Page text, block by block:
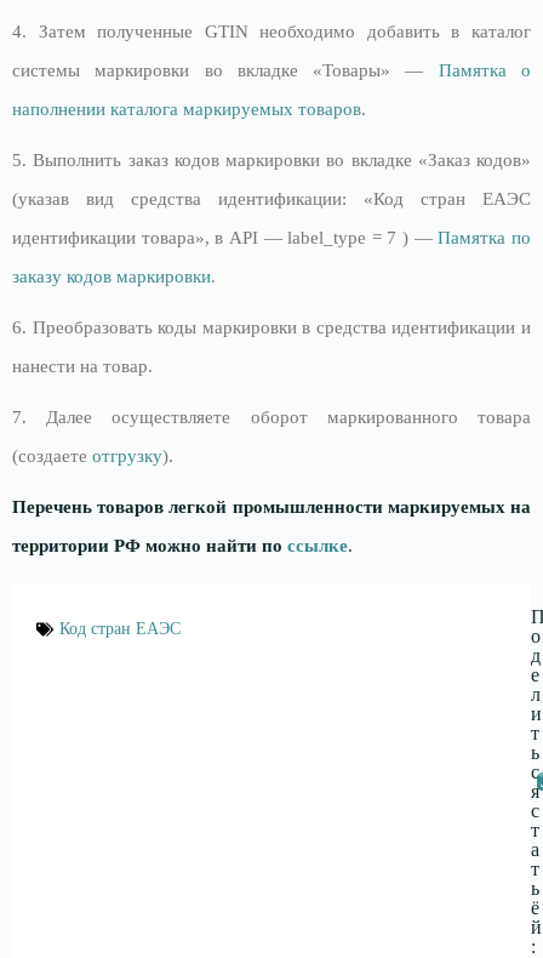
4. Затем полученные GTIN необходимо добавить в каталог
системы маркировки во вкладке «Товары» — Памятка о
наполнении каталога маркируемых товаров.
5. Выполнить заказ кодов маркировки во вкладке «Заказ кодов»
(указав вид средства идентификации: «Код стран ЕАЭС
идентификации товара», в API — label_type = 7 ) —Памятка по
заказу кодов маркировки.
6. Преобразовать коды маркировки в средства идентификации и
нанести на товар.
7. Далее осуществляете оборот маркированного товара
(создаете отгрузку).
Перечень товаров легкой промышленности маркируемых на
территории РФ можно найти по ссылке.
Код стран ЕАЭС
о
д
е
л
и
т
ь
с
я
с
т
а
т
ь
ё
й
: